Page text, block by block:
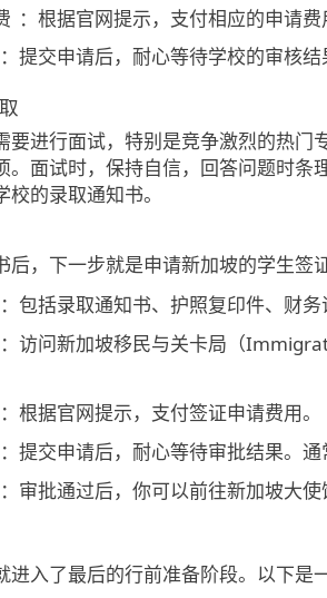
：根据官网提示，支付相应的申请
：提交申请后，耐心等待学校的审核
要进行面试，特别是竞争激烈的热
。面试时，保持自信，回答问题时
的录取通知书。
后，下一步就是申请新加坡的学生签
：包括录取通知书、护照复印件、财
：访问新加坡移民与关卡局（
：根据官网提示，支付签证申请费用。
：提交申请后，耐心等待审批结果。
：审批通过后，你可以前往新加坡大使
进入了最后的行前准备阶段。以下是